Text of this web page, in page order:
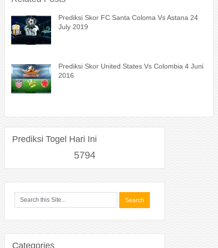
Prediksi Skor FC Santa Coloma Vs Astana 24
July 2019
Prediksi Skor United States Vs Colombia 4 Juni
2016
Prediksi Togel Hari Ini
5794
Categories